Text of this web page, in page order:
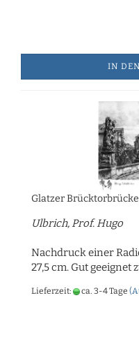
IN
Glatzer
Ulbrich, Prof. Hugo
Nachdruck einer
27,5 cm. Gut geeignet
Lieferzeit: ca. 3-4 Tage